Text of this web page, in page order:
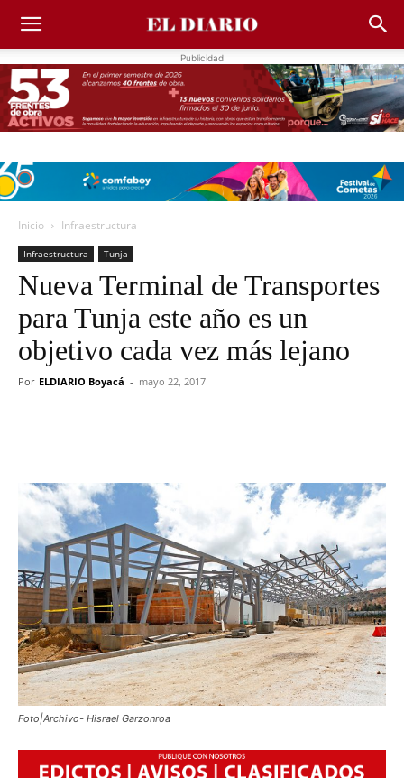
Publicidad
Inicio Infraestructura
Infraestructura Tunja
Nueva Terminal de Transportes
para Tunja este año es un
objetivo cada vez más lejano
Por ELDIARIO Boyacá - mayo 22, 2017
Foto|Archivo- Hisrael Garzonroa